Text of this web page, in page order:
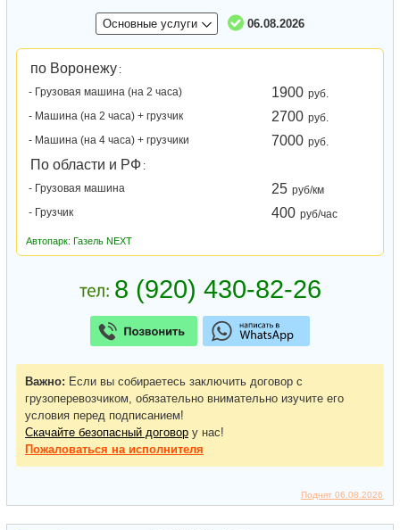
Поднят 06.08.2026
Основные услуги 06.08.2026
по Воронежу :
- Грузовая машина (на 2 часа)
1900 руб.
- Машина (на 2 часа) + грузчик
2700 руб.
- Машина (на 4 часа) + грузчики
7000 руб.
По области и РФ :
- Грузовая машина
25 руб/км
- Грузчик
400 руб/час
Автопарк: Газель NEXT
Важно: Если вы собираетесь заключить договор с
грузоперевозчиком, обязательно внимательно изучите его
условия перед подписанием!
Скачайте безопасный договор у нас!
Пожаловаться на исполнителя